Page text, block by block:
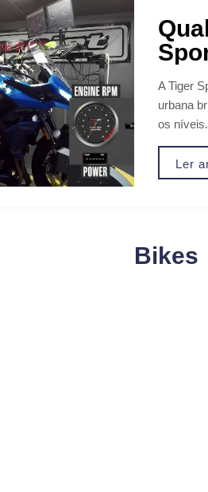
A Tiger
urbana
os
Ler
Bikes